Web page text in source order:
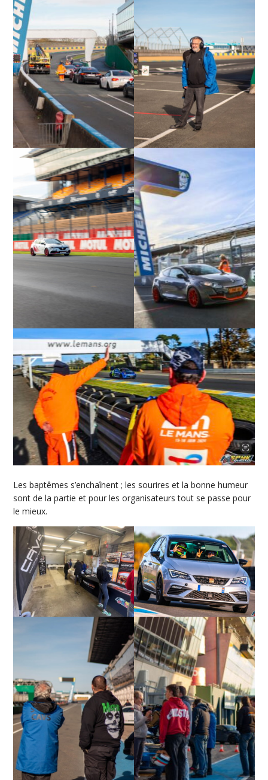
Les baptêmes s’enchaînent ; les sourires et la bonne humeur
sont de la partie et pour les organisateurs tout se passe pour
le mieux.